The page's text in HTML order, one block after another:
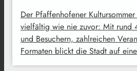
Der Pfaffenhofener
vielfältig wie nie zuvor: Mit rund
und Besuchern, zahlreichen
Formaten blickt die Stadt auf